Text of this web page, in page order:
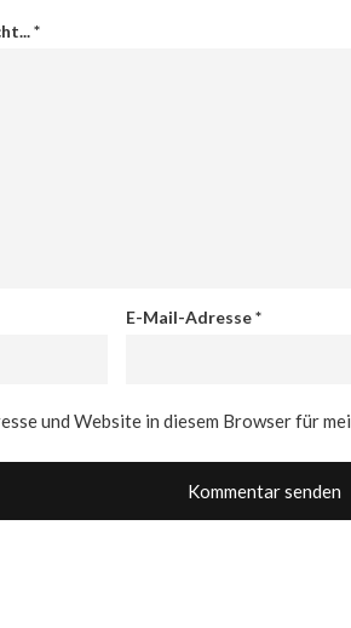
*
E-Mail-Adresse*
und Website in diesem Browser für